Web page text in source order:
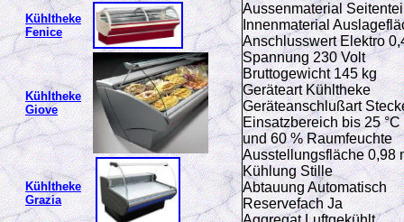
Kühltheke
Fenice
Kühltheke
Giove
Kühltheke
Grazia
Aussenmaterial
Innenmaterial
Anschlusswert Elektro
Spannung 230 Volt
Bruttogewicht 145 kg
Geräteart Kühltheke
Geräteanschlußart
Einsatzbereich bis 25
und 60 % Raumfeuchte
Ausstellungsfläche 0,98
Kühlung Stille
Abtauung Automatisch
Reservefach Ja